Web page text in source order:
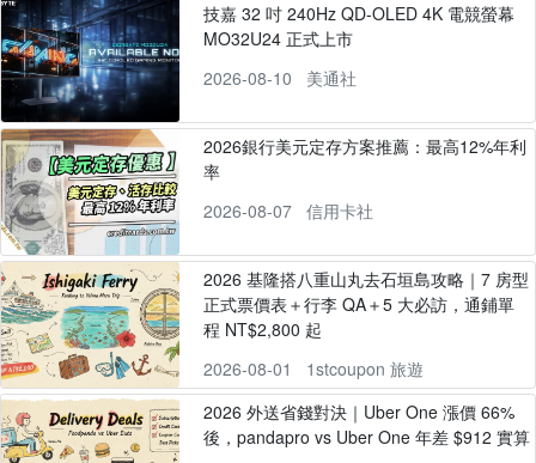
技嘉 32 吋 240Hz QD-OLED 4K 電競螢幕
MO32U24 正式上市
2026-08-10
美通社
2026銀行美元定存方案推薦：最高12%年利
率
2026-08-07
信用卡社
2026 基隆搭八重山丸去石垣島攻略｜7 房型
正式票價表＋行李 QA＋5 大必訪，通鋪單
程 NT$2,800 起
2026-08-01
1stcoupon 旅遊
2026 外送省錢對決｜Uber One 漲價 66%
後，pandapro vs Uber One 年差 $912 實算